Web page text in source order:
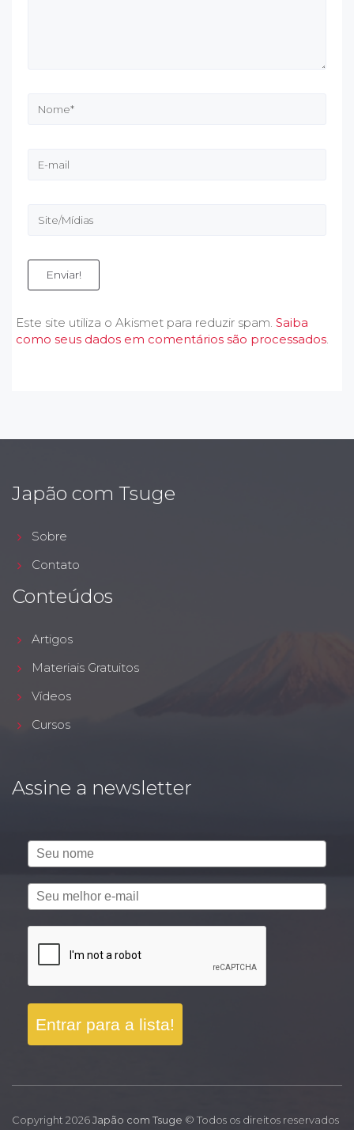
Enviar!
Este site utiliza o Akismet para reduzir spam. Saiba
como seus dados em comentários são processados.
Japão com Tsuge
Sobre
Contato
Conteúdos
Artigos
Materiais Gratuitos
Vídeos
Cursos
Assine a newsletter
Entrar para a lista!
Copyright 2026Japão com Tsuge © Todos os direitos reservados